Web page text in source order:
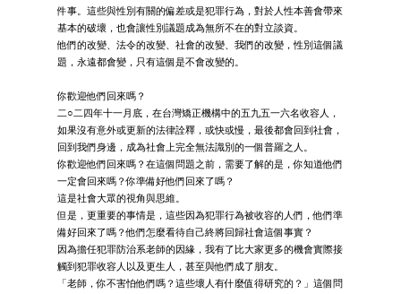
件事。這些與性別有關的偏差或是犯罪行為，對於人性本善會帶來
基本的破壞，也會讓性別議題成為無所不在的對立談資。
他們的改變、法令的改變、社會的改變、我們的改變，性別這個議
題，永遠都會變，只有這個是不會改變的。
你歡迎他們回來嗎？
二○二四年十一月底，在台灣矯正機構中的五九五一六名收容人，
如果沒有意外或更新的法律詮釋，或快或慢，最後都會回到社會，
回到我們身邊，成為社會上完全無法識別的一個普羅之人。
你歡迎他們回來嗎？在這個問題之前，需要了解的是，你知道他們
一定會回來嗎？你準備好他們回來了嗎？
這是社會大眾的視角與思維。
但是，更重要的事情是，這些因為犯罪行為被收容的人們，他們準
備好回來了嗎？他們怎麼看待自己終將回歸社會這個事實？
因為擔任犯罪防治系老師的因緣，我有了比大家更多的機會實際接
觸到犯罪收容人以及更生人，甚至與他們成了朋友。
「老師，你不害怕他們嗎？這些壞人有什麼值得研究的？」這個問